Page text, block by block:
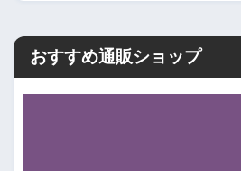
おすすめ通販ショップ